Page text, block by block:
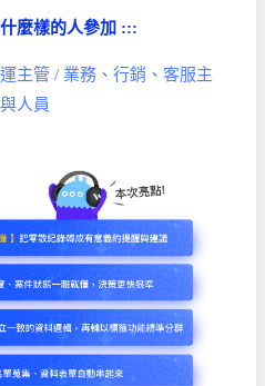
麼樣的人參加 :::
主管 / 業務、行銷、客服主
人員